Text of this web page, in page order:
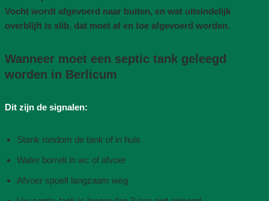
Vocht wordt afgevoerd naar buiten, en wat uiteindelijk
overblijft is slib, dat moet af en toe afgevoerd worden.
Wanneer moet een septic tank geleegd
worden in Berlicum
Dit zijn de signalen:
Stank rondom de tank of in huis
Water borrelt in wc of afvoer
Afvoer spoelt langzaam weg